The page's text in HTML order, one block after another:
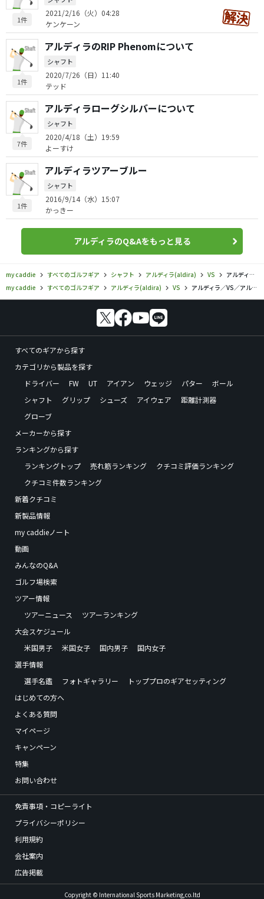
1件
2021/2/16（火）04:28
ケンケーン
1件
アルディラのRIP Phenomについて
シャフト
2020/7/26（日）11:40
テッド
7件
アルディラローグシルバーについて
シャフト
2020/4/18（土）19:59
よーすけ
1件
アルディラツアーブルー
シャフト
2016/9/14（水）15:07
かっきー
アルディラのQ&Aをもっと見る
my caddie すべてのゴルフギア シャフト アルディラ(aldira) VS
アルディラ／VS／アルディラ VS プロトの口コミ評価
my caddie
すべてのゴルフギア アルディラ(aldira) VS アルディラ／VS／アルディラ VS プロトの口コミ評価
すべてのギアから探す
カテゴリから製品を探す
ドライバー
FW UT アイアン ウェッジ パター
ボール
シャフト
グリップ シューズ アイウェア
距離計測器
グローブ
メーカーから探す
ランキングから探す
ランキングトップ
売れ筋ランキング
クチコミ評価ランキング
クチコミ件数ランキング
新着クチコミ
新製品情報
my caddieノート
動画
みんなのQ&A
ゴルフ場検索
ツアー情報
ツアーニュース
ツアーランキング
大会スケジュール
米国男子
米国女子 国内男子
国内女子
選手情報
選手名鑑
フォトギャラリー
トッププロのギアセッティング
はじめての方へ
よくある質問
マイページ
キャンペーン
特集
お問い合わせ
免責事項・コピーライト
プライバシーポリシー
利用規約
会社案内
広告掲載
Copyright © International Sports Marketing,co.ltd